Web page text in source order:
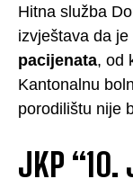
Hitna služba
izvještava da
pacijenata, od
Kantonalnu
porodilištu nije
JKP